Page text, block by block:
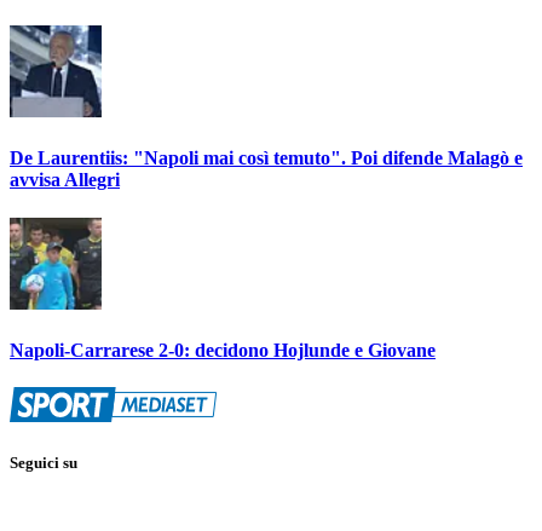
De Laurentiis: "Napoli mai così temuto". Poi difende Malagò e
avvisa Allegri
Napoli-Carrarese 2-0: decidono Hojlunde e Giovane
Seguici su